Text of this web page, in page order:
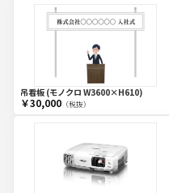
吊看板 (モノクロ W3600×H610)
￥30,000（税抜）